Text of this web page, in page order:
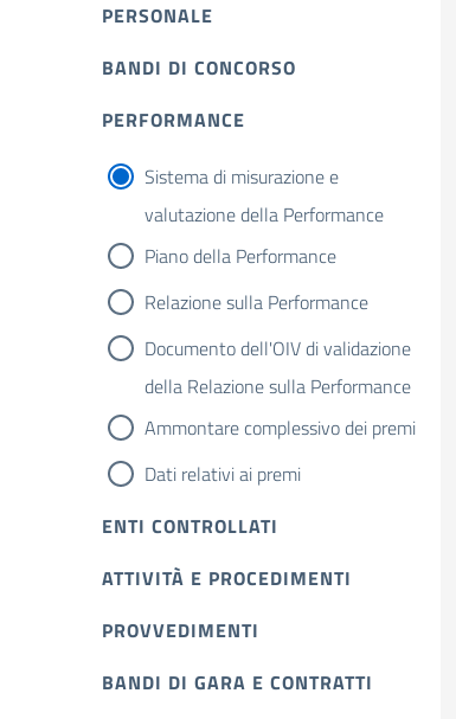
PERSONALE
BANDI DI CONCORSO
PERFORMANCE
Sistema di misurazione e
valutazione della Performance
Piano della Performance
Relazione sulla Performance
Documento dell'OIV di validazione
della Relazione sulla Performance
Ammontare complessivo dei premi
Dati relativi ai premi
ENTI CONTROLLATI
ATTIVITÀ E PROCEDIMENTI
PROVVEDIMENTI
BANDI DI GARA E CONTRATTI